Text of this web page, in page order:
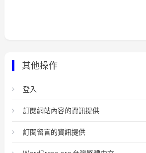
其他操作
登入
訂閱網站內容的資訊提供
訂閱留言的資訊提供